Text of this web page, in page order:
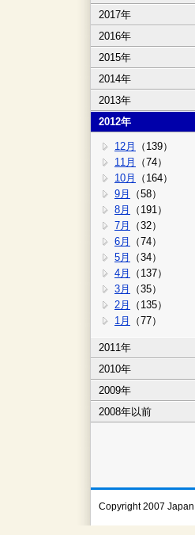
2017年
2016年
2015年
2014年
2013年
2012年
12月
（139）
11月
（74）
10月
（164）
9月
（58）
8月
（191）
7月
（32）
6月
（74）
5月
（34）
4月
（137）
3月
（35）
2月
（135）
1月
（77）
2011年
2010年
2009年
2008年以前
Copyright 2007